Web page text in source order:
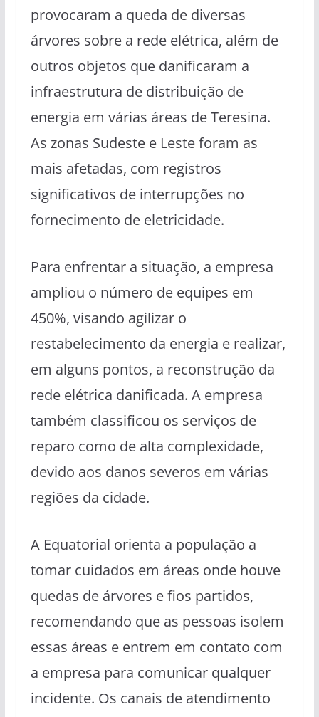
provocaram a queda de diversas
árvores sobre a rede elétrica, além de
outros objetos que danificaram a
infraestrutura de distribuição de
energia em várias áreas de Teresina.
As zonas Sudeste e Leste foram as
mais afetadas, com registros
significativos de interrupções no
fornecimento de eletricidade.
Para enfrentar a situação, a empresa
ampliou o número de equipes em
450%, visando agilizar o
restabelecimento da energia e realizar,
em alguns pontos, a reconstrução da
rede elétrica danificada. A empresa
também classificou os serviços de
reparo como de alta complexidade,
devido aos danos severos em várias
regiões da cidade.
A Equatorial orienta a população a
tomar cuidados em áreas onde houve
quedas de árvores e fios partidos,
recomendando que as pessoas isolem
essas áreas e entrem em contato com
a empresa para comunicar qualquer
incidente. Os canais de atendimento